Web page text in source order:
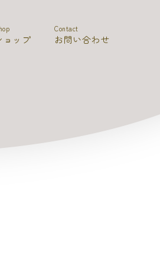
ョップ
Contact
お問い合わせ